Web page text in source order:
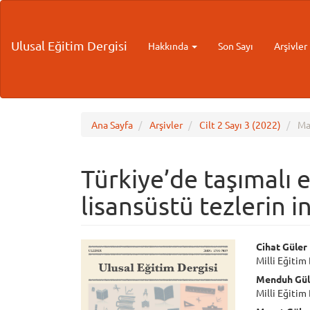
Content
Ulusal Eğitim Dergisi Hakkında Son Sayı Arşivler
Ana Sayfa Arşivler Cilt 2 Sayı 3 (2022)
Türkiye’de
lisansüstü tezlerin
Article
Sidebar
Main
Cihat Güler
Milli Eğitim
Menduh
Milli Eğitim